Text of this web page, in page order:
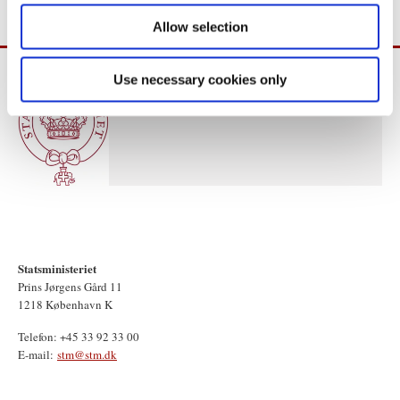
Allow selection
Use necessary cookies only
Statsministeriet
Prins Jørgens Gård 11
1218 København K
Telefon: +45 33 92 33 00
E-mail: stm@stm.dk